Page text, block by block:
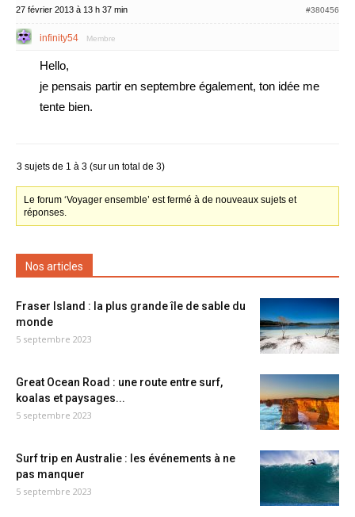
27 février 2013 à 13 h 37 min #380456
infinity54 Membre
Hello,
je pensais partir en septembre également, ton idée me
tente bien.
3 sujets de 1 à 3 (sur un total de 3)
Le forum ‘Voyager ensemble’ est fermé à de nouveaux sujets et
réponses.
Nos articles
Fraser Island : la plus grande île de sable du
monde
5 septembre 2023
Great Ocean Road : une route entre surf,
koalas et paysages...
5 septembre 2023
Surf trip en Australie : les événements à ne
pas manquer
5 septembre 2023